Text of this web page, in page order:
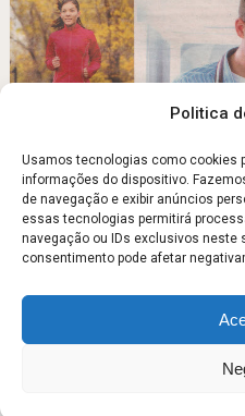
Politica
Usamos tecnologias como cookies
informações do dispositivo.
de navegação e exibir anúncios
essas tecnologias permitirá
navegação ou IDs exclusivos neste
consentimento pode afetar
Doenças
Dezembro 15, 2012
Escola Fitness